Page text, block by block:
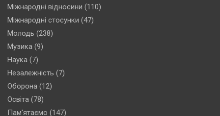
Міжнародні відносини (110)
Міжнародні стосунки (47)
Молодь (238)
Музика (9)
Наука (7)
Незалежність (7)
Оборона (12)
Освіта (78)
Пам'ятаємо (147)